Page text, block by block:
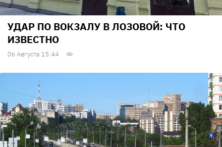
УДАР ПО ВОКЗАЛУ В ЛОЗОВОЙ: ЧТО
ИЗВЕСТНО
06 Августа 15:44